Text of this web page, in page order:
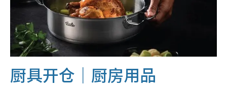
厨具开仓｜厨房用品